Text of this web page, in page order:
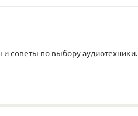
советы по выбору аудиотехники.